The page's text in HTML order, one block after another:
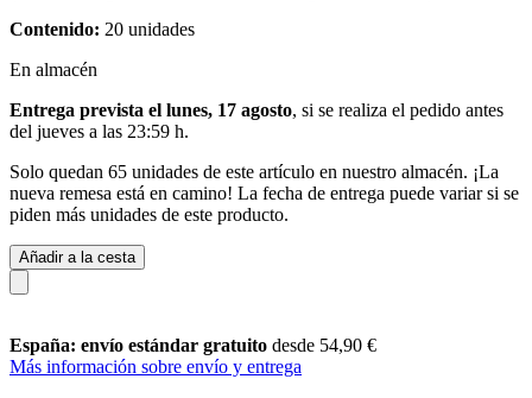
Contenido: 20 unidades
En almacén
Entrega prevista el lunes, 17 agosto, si se realiza el pedido antes
del jueves a las 23:59 h.
Solo quedan 65 unidades de este artículo en nuestro almacén. ¡La
nueva remesa está en camino! La fecha de entrega puede variar si se
piden más unidades de este producto.
Añadir a la cesta
España: envío estándar gratuito desde 54,90 €
Más información sobre envío y entrega